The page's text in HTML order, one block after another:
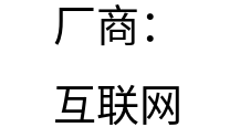
厂商：
互联网